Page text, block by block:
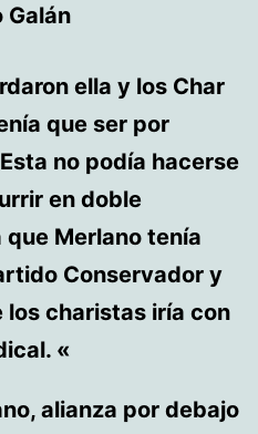
Galán
ella y los Char
que ser por
no podía hacerse
en doble
Merlano tenía
Conservador y
los charistas iría con
«
alianza por debajo